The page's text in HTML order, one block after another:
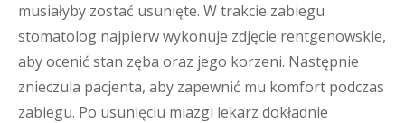
musiałyby zostać usunięte. W trakcie zabiegu
stomatolog najpierw wykonuje zdjęcie rentgenowskie,
aby ocenić stan zęba oraz jego korzeni. Następnie
znieczula pacjenta, aby zapewnić mu komfort podczas
zabiegu. Po usunięciu miazgi lekarz dokładnie